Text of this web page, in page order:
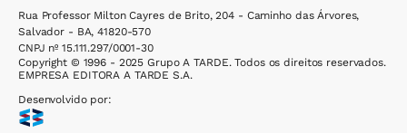
Rua Professor Milton Cayres de Brito, 204 - Caminho das Árvores,
Salvador - BA, 41820-570
CNPJ nº 15.111.297/0001-30
Copyright © 1996 - 2025 Grupo A TARDE. Todos os direitos reservados.
EMPRESA EDITORA A TARDE S.A.
Desenvolvido por: